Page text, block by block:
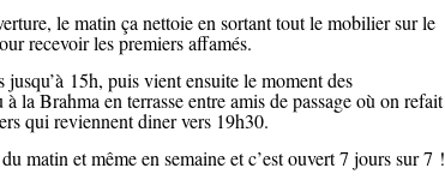
le matin ça nettoie en sortant tout le mobilier sur le
recevoir les premiers affamés.
15h, puis vient ensuite le moment des
la Brahma en terrasse entre amis de passage où on refait
qui reviennent diner vers 19h30.
matin et même en semaine et c’est ouvert 7 jours sur 7 !